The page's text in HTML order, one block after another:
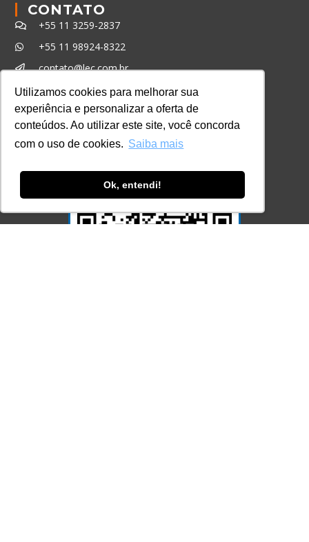
Utilizamos cookies para melhorar sua
experiência e personalizar a oferta de
conteúdos. Ao utilizar este site, você concorda
com o uso de cookies. Saiba mais
Ok, entendi!
CONTATO
+55 11 3259-2837
+55 11 98924-8322
contato@lec.com.br
Ferramenta Antifraude
Consulte aqui o cadastro da Instituição no
Sistema e-MEC